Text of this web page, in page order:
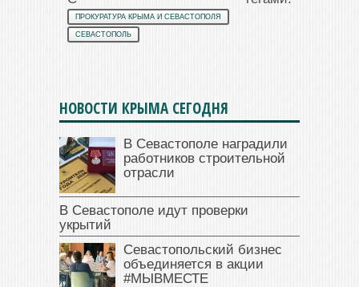
ПРОКУРАТУРА КРЫМА И СЕВАСТОПОЛЯ
СЕВАСТОПОЛЬ
НОВОСТИ КРЫМА СЕГОДНЯ
В Севастополе наградили
работников строительной
отрасли
В Севастополе идут проверки
укрытий
Севастопольский бизнес
объединяется в акции
#МЫВМЕСТЕ